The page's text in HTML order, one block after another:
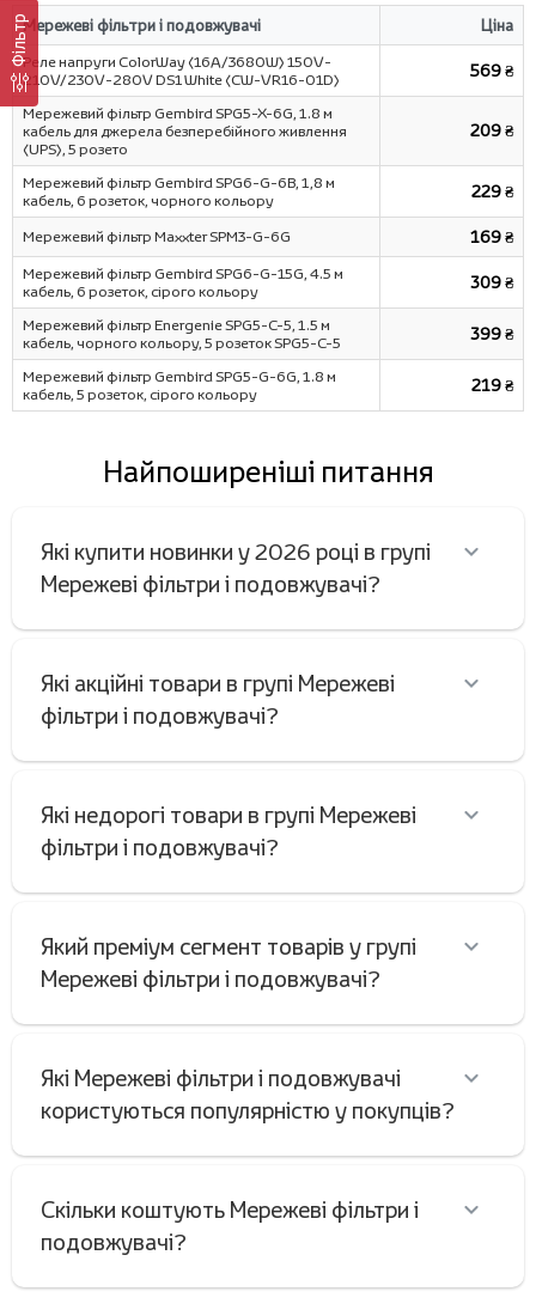
ФільтрМережеві фільтри і подовжувачі Ціна
Реле напруги ColorWay (16A/3680W) 150V-
210V/230V-280V DS1 White (CW-VR16-01D)
569 ₴
Мережевий фільтр Gembird SPG5-X-6G, 1.8 м
кабель для джерела безперебійного живлення
(UPS), 5 розето
209 ₴
Мережевий фільтр Gembird SPG6-G-6B, 1,8 м
кабель, 6 розеток, чорного кольору
229 ₴
Мережевий фільтр Maxxter SPM3-G-6G 169 ₴
Мережевий фільтр Gembird SPG6-G-15G, 4.5 м
кабель, 6 розеток, сірого кольору
309 ₴
Мережевий фільтр Energenie SPG5-C-5, 1.5 м
кабель, чорного кольору, 5 розеток SPG5-C-5
399 ₴
Мережевий фільтр Gembird SPG5-G-6G, 1.8 м
кабель, 5 розеток, сірого кольору
219 ₴
Найпоширеніші питання
Які купити новинки у 2026 році в групі
Мережеві фільтри і подовжувачі?
Які акційні товари в групі Мережеві
фільтри і подовжувачі?
Які недорогі товари в групі Мережеві
фільтри і подовжувачі?
Який преміум сегмент товарів у групі
Мережеві фільтри і подовжувачі?
Які Мережеві фільтри і подовжувачі
користуються популярністю у покупців?
Скільки коштують Мережеві фільтри і
подовжувачі?